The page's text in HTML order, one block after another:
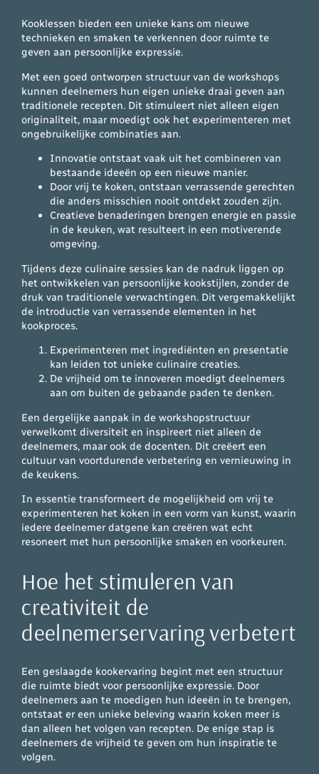
Kooklessen bieden een unieke kans om nieuwe
technieken en smaken te verkennen door ruimte te
geven aan persoonlijke expressie.
Met een goed ontworpen structuur van de workshops
kunnen deelnemers hun eigen unieke draai geven aan
traditionele recepten. Dit stimuleert niet alleen eigen
originaliteit, maar moedigt ook het experimenteren met
ongebruikelijke combinaties aan.
Innovatie ontstaat vaak uit het combineren van
bestaande ideeën op een nieuwe manier.
Door vrij te koken, ontstaan verrassende gerechten
die anders misschien nooit ontdekt zouden zijn.
Creatieve benaderingen brengen energie en passie
in de keuken, wat resulteert in een motiverende
omgeving.
Tijdens deze culinaire sessies kan de nadruk liggen op
het ontwikkelen van persoonlijke kookstijlen, zonder de
druk van traditionele verwachtingen. Dit vergemakkelijkt
de introductie van verrassende elementen in het
kookproces.
Experimenteren met ingrediënten en presentatie
kan leiden tot unieke culinaire creaties.
De vrijheid om te innoveren moedigt deelnemers
aan om buiten de gebaande paden te denken.
Een dergelijke aanpak in de workshopstructuur
verwelkomt diversiteit en inspireert niet alleen de
deelnemers, maar ook de docenten. Dit creëert een
cultuur van voortdurende verbetering en vernieuwing in
de keukens.
In essentie transformeert de mogelijkheid om vrij te
experimenteren het koken in een vorm van kunst, waarin
iedere deelnemer datgene kan creëren wat echt
resoneert met hun persoonlijke smaken en voorkeuren.
Hoe het stimuleren van
creativiteit de
deelnemerservaring verbetert
Een geslaagde kookervaring begint met een structuur
die ruimte biedt voor persoonlijke expressie. Door
deelnemers aan te moedigen hun ideeën in te brengen,
ontstaat er een unieke beleving waarin koken meer is
dan alleen het volgen van recepten. De enige stap is
deelnemers de vrijheid te geven om hun inspiratie te
volgen.